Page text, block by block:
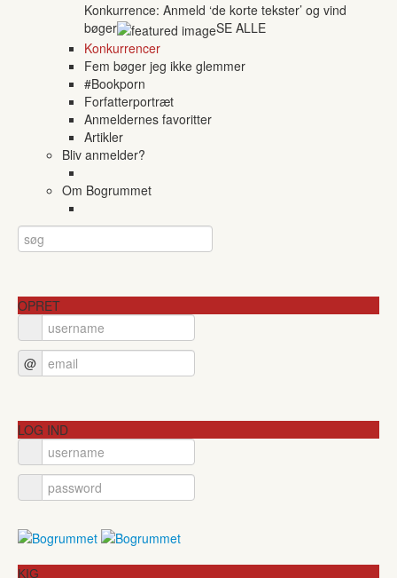
Konkurrence: Anmeld ‘de korte tekster’ og vind
bøger
SE ALLE
Konkurrencer
Fem bøger jeg ikke glemmer
#Bookporn
Forfatterportræt
Anmeldernes favoritter
Artikler
Bliv anmelder?
Om Bogrummet
OPRET
@
LOG IND
KIG